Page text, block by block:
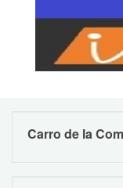
Carro de la